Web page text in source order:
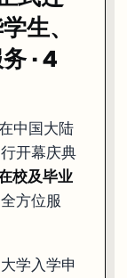
生、
· 4
中国大陆
开幕庆典
校及毕业
方位服
学入学申